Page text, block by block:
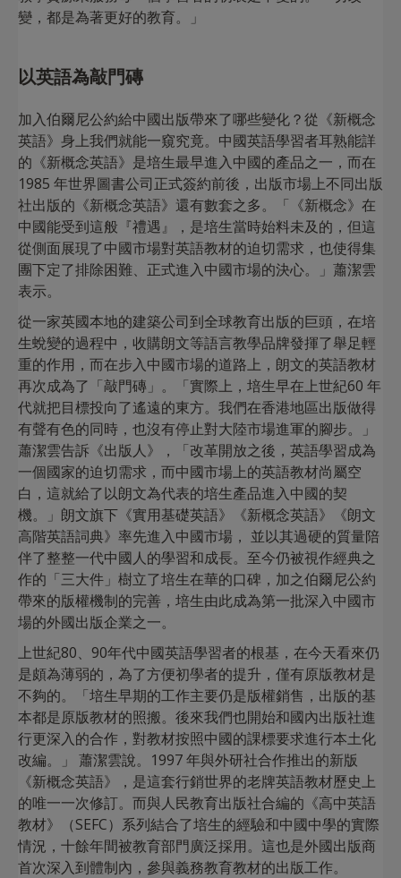
變，都是為著更好的教育。」
以英語為敲門磚
加入伯爾尼公約給中國出版帶來了哪些變化？從《新概念
英語》身上我們就能一窺究竟。中國英語學習者耳熟能詳
的《新概念英語》是培生最早進入中國的產品之一，而在
1985 年世界圖書公司正式簽約前後，出版市場上不同出版
社出版的《新概念英語》還有數套之多。「《新概念》在
中國能受到這般『禮遇』，是培生當時始料未及的，但這
從側面展現了中國市場對英語教材的迫切需求，也使得集
團下定了排除困難、正式進入中國市場的決心。」蕭潔雲
表示。
從一家英國本地的建築公司到全球教育出版的巨頭，在培
生蛻變的過程中，收購朗文等語言教學品牌發揮了舉足輕
重的作用，而在步入中國市場的道路上，朗文的英語教材
再次成為了「敲門磚」。「實際上，培生早在上世紀60 年
代就把目標投向了遙遠的東方。我們在香港地區出版做得
有聲有色的同時，也沒有停止對大陸市場進軍的腳步。」
蕭潔雲告訴《出版人》，「改革開放之後，英語學習成為
一個國家的迫切需求，而中國市場上的英語教材尚屬空
白，這就給了以朗文為代表的培生產品進入中國的契
機。」朗文旗下《實用基礎英語》《新概念英語》《朗文
高階英語詞典》率先進入中國市場， 並以其過硬的質量陪
伴了整整一代中國人的學習和成長。至今仍被視作經典之
作的「三大件」樹立了培生在華的口碑，加之伯爾尼公約
帶來的版權機制的完善，培生由此成為第一批深入中國市
場的外國出版企業之一。
上世紀80、90年代中國英語學習者的根基，在今天看來仍
是頗為薄弱的，為了方便初學者的提升，僅有原版教材是
不夠的。「培生早期的工作主要仍是版權銷售，出版的基
本都是原版教材的照搬。後來我們也開始和國內出版社進
行更深入的合作，對教材按照中國的課標要求進行本土化
改編。」 蕭潔雲說。1997 年與外研社合作推出的新版
《新概念英語》，是這套行銷世界的老牌英語教材歷史上
的唯一一次修訂。而與人民教育出版社合編的《高中英語
教材》（SEFC）系列結合了培生的經驗和中國中學的實際
情況，十餘年間被教育部門廣泛採用。這也是外國出版商
首次深入到體制內，參與義務教育教材的出版工作。